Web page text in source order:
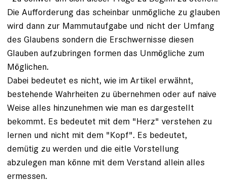
Die Aufforderung das scheinbar unmögliche zu glauben
wird dann zur Mammutaufgabe und nicht der Umfang
des Glaubens sondern die Erschwernisse diesen
Glauben aufzubringen formen das Unmögliche zum
Möglichen.
Dabei bedeutet es nicht, wie im Artikel erwähnt,
bestehende Wahrheiten zu übernehmen oder auf naive
Weise alles hinzunehmen wie man es dargestellt
bekommt. Es bedeutet mit dem "Herz" verstehen zu
lernen und nicht mit dem "Kopf". Es bedeutet,
demütig zu werden und die eitle Vorstellung
abzulegen man könne mit dem Verstand allein alles
ermessen.